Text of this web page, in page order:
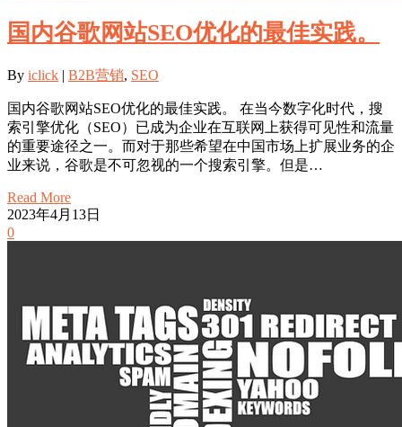
国内谷歌网站SEO优化的最佳实践。
By iclick | B2B营销, SEO
国内谷歌网站SEO优化的最佳实践。 在当今数字化时代，搜
索引擎优化（SEO）已成为企业在互联网上获得可见性和流量
的重要途径之一。而对于那些希望在中国市场上扩展业务的企
业来说，谷歌是不可忽视的一个搜索引擎。但是…
Read More
2023年4月13日
0